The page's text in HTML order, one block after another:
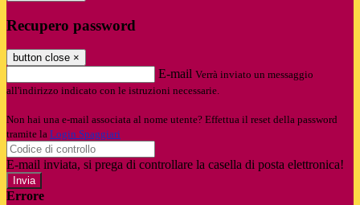
Recupero password
button close ×
E-mail Verrà inviato un messaggio
all'indirizzo indicato con le istruzioni necessarie.
Non hai una e-mail associata al nome utente? Effettua il reset della password
tramite la Login Spaggiari
E-mail inviata, si prega di controllare la casella di posta elettronica!
Errore